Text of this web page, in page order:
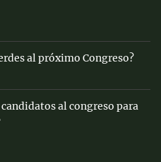
al próximo Congreso?
al congreso para